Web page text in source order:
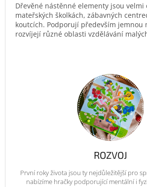
Dřevěné nástěnné elementy jsou velmi
mateřských školkách, zábavných
koutcích. Podporují především jemnou
rozvíjejí různé oblasti vzdělávání
ROZVOJ
První roky života jsou ty nejdůležitější pro
nabízíme hračky podporující mentální i